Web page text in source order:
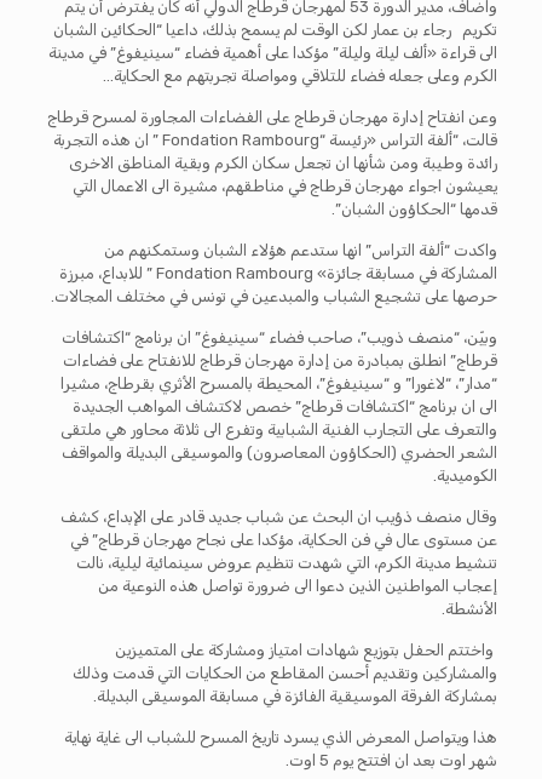
واضاف، مدير الدورة 53 لمهرجان قرطاج الدولي أنه كان يفترض أن يتم
تكريم رجاء بن عمار لكن الوقت لم يسمح بذلك، داعيا “الحكائين الشبان
الى قراءة «ألف ليلة وليلة” مؤكدا على أهمية فضاء “سينيفوغ” في مدينة
الكرم وعلى جعله فضاء للتلاقي ومواصلة تجربتهم مع الحكاية…
وعن انفتاح إدارة مهرجان قرطاج على الفضاءات المجاورة لمسرح قرطاج
قالت، “ألفة التراس «رئيسة “Fondation Rambourg ” ان هذه التجربة
رائدة وطيبة ومن شأنها ان تجعل سكان الكرم وبقية المناطق الاخرى
يعيشون اجواء مهرجان قرطاج في مناطقهم، مشيرة الى الاعمال التي
قدمها “الحكاؤون الشبان”.
واكدت “ألفة التراس” انها ستدعم هؤلاء الشبان وستمكنهم من
المشاركة في مسابقة جائزة» Fondation Rambourg ” للابداع، مبرزة
حرصها على تشجيع الشباب والمبدعين في تونس في مختلف المجالات.
وبيّن، “منصف ذويب”، صاحب فضاء “سينيفوغ” ان برنامج “اكتشافات
قرطاج” انطلق بمبادرة من إدارة مهرجان قرطاج للانفتاح على فضاءات
“مدار”، “لاغورا” و “سينيفوغ”، المحيطة بالمسرح الأثري بقرطاج، مشيرا
الى ان برنامج “اكتشافات قرطاج” خصص لاكتشاف المواهب الجديدة
والتعرف على التجارب الفنية الشبابية وتفرع الى ثلاثة محاور هي ملتقى
الشعر الحضري (الحكاؤون المعاصرون) والموسيقى البديلة والمواقف
الكوميدية.
وقال منصف ذؤيب ان البحث عن شباب جديد قادر على الإبداع، كشف
عن مستوى عال في فن الحكاية، مؤكدا على نجاح مهرجان قرطاج” في
تنشيط مدينة الكرم، التي شهدت تنظيم عروض سينمائية ليلية، نالت
إعجاب المواطنين الذين دعوا الى ضرورة تواصل هذه النوعية من
الأنشطة.
واختتم الحفل بتوزيع شهادات امتياز ومشاركة على المتميزين
والمشاركين وتقديم أحسن المقاطع من الحكايات التي قدمت وذلك
بمشاركة الفرقة الموسيقية الفائزة في مسابقة الموسيقى البديلة.
هذا ويتواصل المعرض الذي يسرد تاريخ المسرح للشباب الى غاية نهاية
شهر اوت بعد ان افتتح يوم 5 اوت.